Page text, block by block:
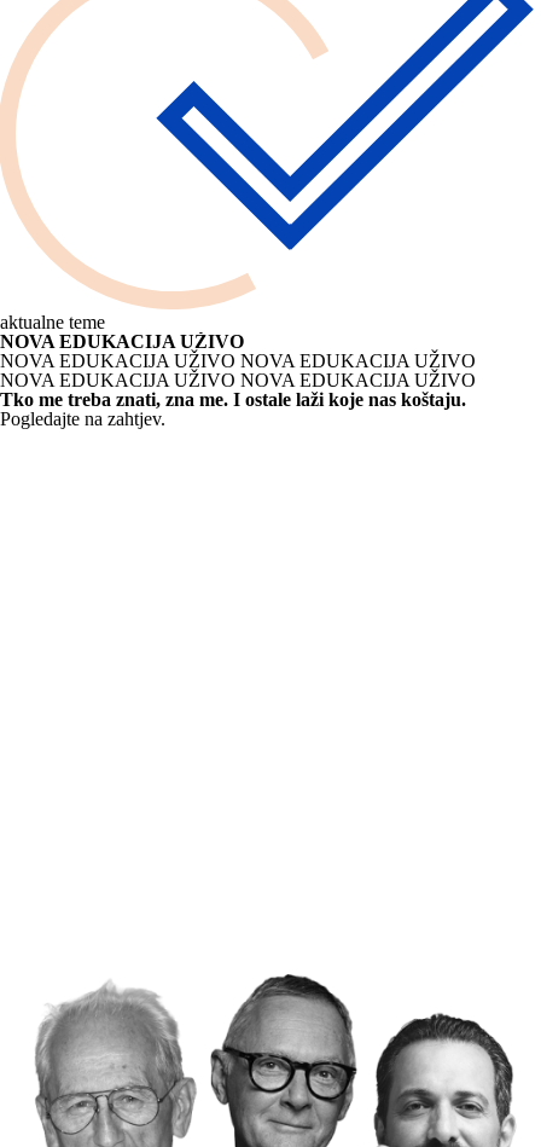
aktualne teme
NOVA EDUKACIJA UŽIVO
NOVA EDUKACIJA UŽIVO NOVA EDUKACIJA UŽIVO
NOVA EDUKACIJA UŽIVO NOVA EDUKACIJA UŽIVO
Tko me treba znati, zna me. I ostale laži koje nas koštaju.
Pogledajte na zahtjev.